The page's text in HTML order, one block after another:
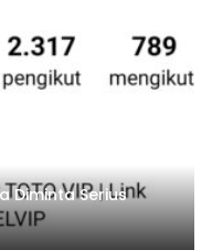
Diminta Serius